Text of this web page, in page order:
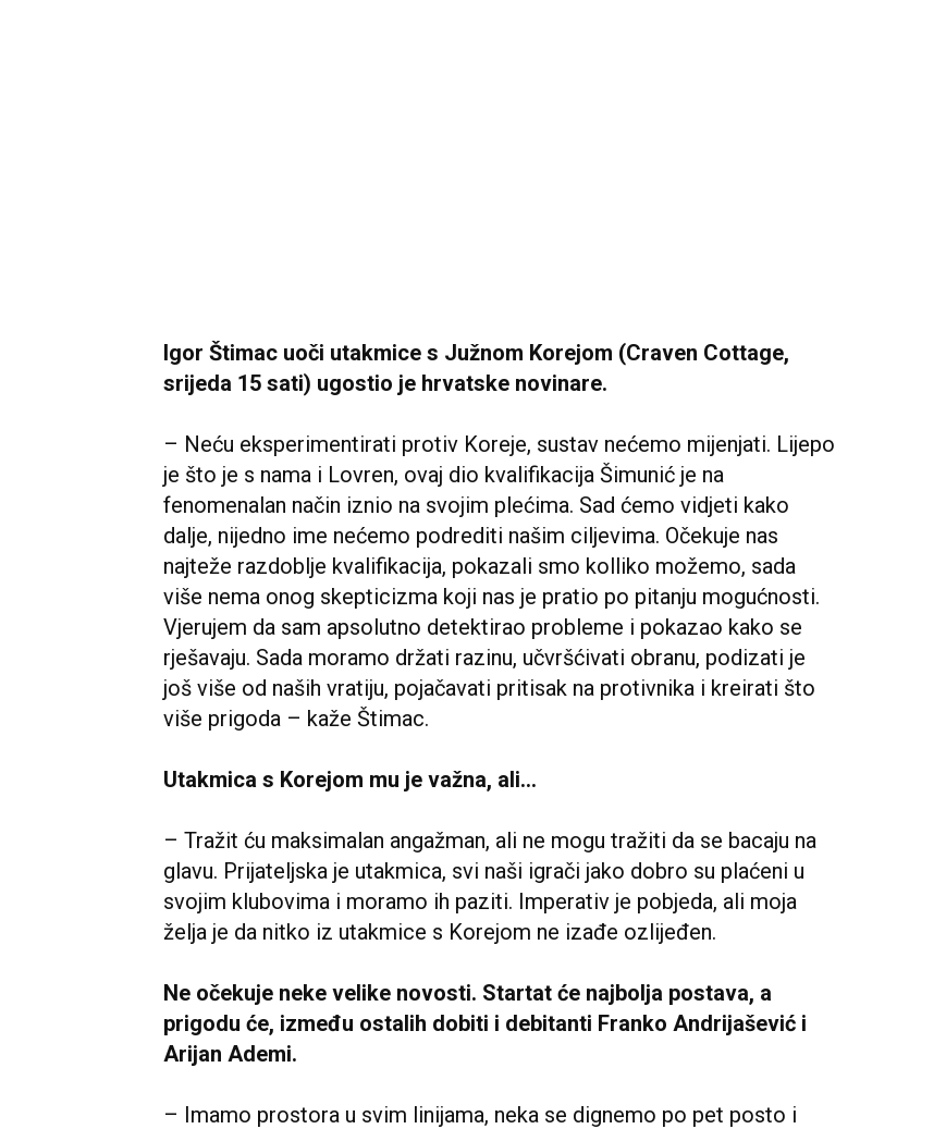
Igor Štimac uoči utakmice s Južnom Korejom (Craven Cottage,
srijeda 15 sati) ugostio je hrvatske novinare.
– Neću eksperimentirati protiv Koreje, sustav nećemo mijenjati. Lijepo
je što je s nama i Lovren, ovaj dio kvalifikacija Šimunić je na
fenomenalan način iznio na svojim plećima. Sad ćemo vidjeti kako
dalje, nijedno ime nećemo podrediti našim ciljevima. Očekuje nas
najteže razdoblje kvalifikacija, pokazali smo kolliko možemo, sada
više nema onog skepticizma koji nas je pratio po pitanju mogućnosti.
Vjerujem da sam apsolutno detektirao probleme i pokazao kako se
rješavaju. Sada moramo držati razinu, učvršćivati obranu, podizati je
još više od naših vratiju, pojačavati pritisak na protivnika i kreirati što
više prigoda – kaže Štimac.
Utakmica s Korejom mu je važna, ali...
– Tražit ću maksimalan angažman, ali ne mogu tražiti da se bacaju na
glavu. Prijateljska je utakmica, svi naši igrači jako dobro su plaćeni u
svojim klubovima i moramo ih paziti. Imperativ je pobjeda, ali moja
želja je da nitko iz utakmice s Korejom ne izađe ozlijeđen.
Ne očekuje neke velike novosti. Startat će najbolja postava, a
prigodu će, između ostalih dobiti i debitanti Franko Andrijašević i
Arijan Ademi.
– Imamo prostora u svim linijama, neka se dignemo po pet posto i